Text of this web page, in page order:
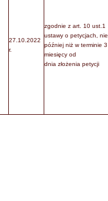
27.10.2022
r.
zgodnie z art. 10 ust.1
ustawy o petycjach, nie
później niż w terminie 3
miesięcy od
dnia złożenia petycji